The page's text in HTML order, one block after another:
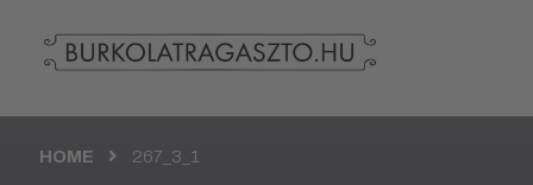
HOME 267_3_1